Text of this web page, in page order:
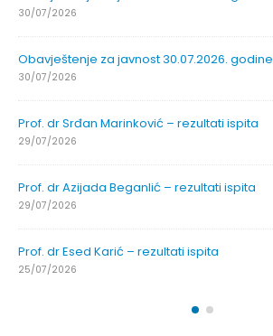
30/07/2026
Obavještenje za javnost 30.07.2026. godine
30/07/2026
Prof. dr Srđan Marinković – rezultati ispita
29/07/2026
Prof. dr Azijada Beganlić – rezultati ispita
29/07/2026
Prof. dr Esed Karić – rezultati ispita
25/07/2026